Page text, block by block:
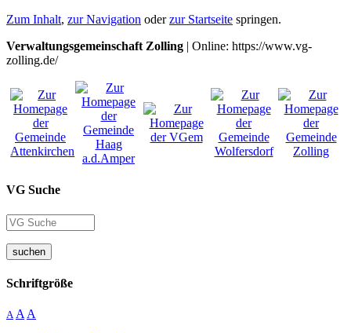
Zum Inhalt, zur Navigation oderzur Startseite springen.
Verwaltungsgemeinschaft Zolling | Online: https://www.vg-
zolling.de/
VG Suche
suchen
Schriftgröße
A A A